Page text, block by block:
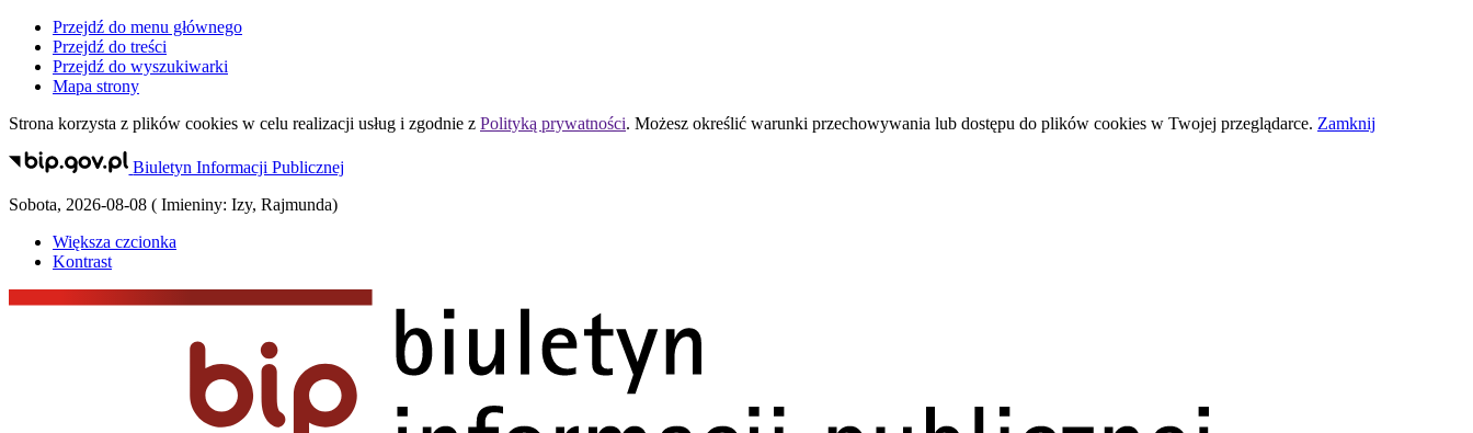
Przejdź do menu głównego
Przejdź do treści
Przejdź do wyszukiwarki
Mapa strony
Strona korzysta z plików cookies w celu realizacji usług i zgodnie z Polityką prywatności. Możesz określić warunki przechowywania lub dostępu do plików cookies w Twojej przeglądarce. Zamknij
Biuletyn Informacji Publicznej
Sobota, 2026-08-08 ( Imieniny: Izy, Rajmunda)
Większa czcionka
Kontrast